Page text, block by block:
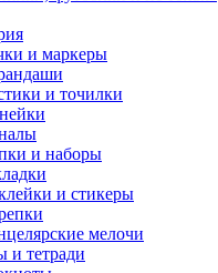
и маркеры
и точилки
и наборы
и стикеры
мелочи
и тетради